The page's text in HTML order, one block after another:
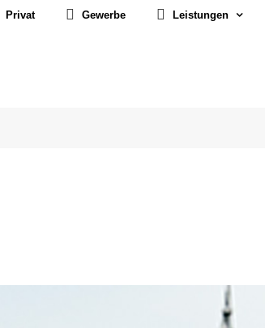
Privat Gewerbe Leistungen